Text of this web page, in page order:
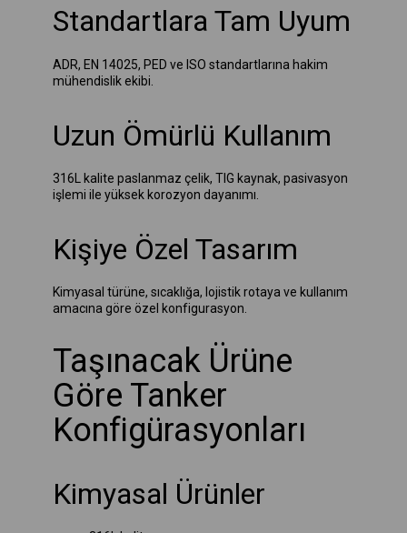
Standartlara Tam Uyum
ADR, EN 14025, PED ve ISO standartlarına hakim
mühendislik ekibi.
Uzun Ömürlü Kullanım
316L kalite paslanmaz çelik, TIG kaynak, pasivasyon
işlemi ile yüksek korozyon dayanımı.
Kişiye Özel Tasarım
Kimyasal türüne, sıcaklığa, lojistik rotaya ve kullanım
amacına göre özel konfigurasyon.
Taşınacak Ürüne
Göre Tanker
Konfigürasyonları
Kimyasal Ürünler